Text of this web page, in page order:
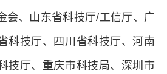
会、山东省科技厅/工信厅、广
科技厅、
四川省科技厅、河南
技厅、重庆市科技局、深圳市